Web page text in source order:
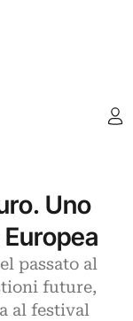
Uno
passato al
future,
al festival